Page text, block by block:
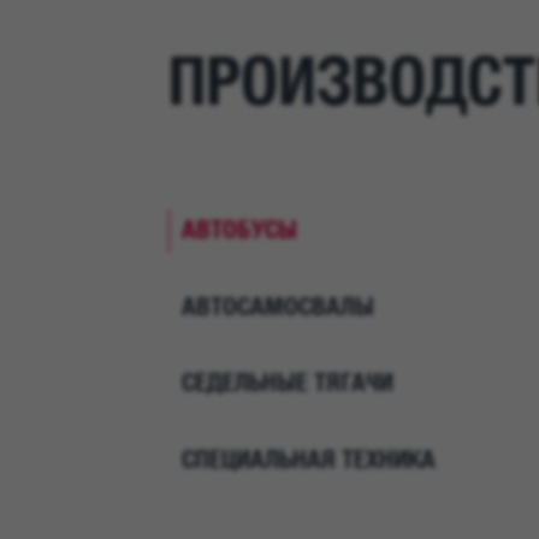
АВТОБУСЫ
АВТОСАМОСВАЛЫ
СЕДЕЛЬНЫЕ ТЯГАЧИ
СПЕЦИАЛЬНАЯ ТЕХНИКА